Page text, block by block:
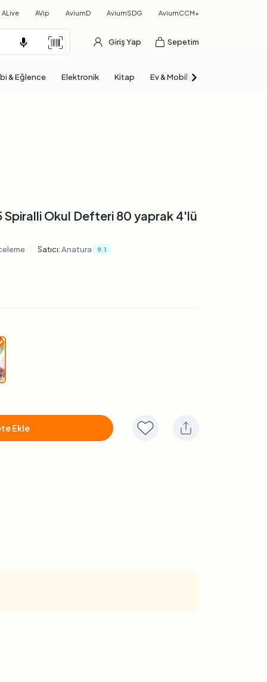
ALive AVip AviumD AviumSDG AviumCCM+
Giriş Yap Sepetim
& Eğlence Elektronik Kitap Ev & Mobilya
Spiralli Okul Defteri 80 yaprak 4'lü
Satıcı:Anatura 9.1
Ekle